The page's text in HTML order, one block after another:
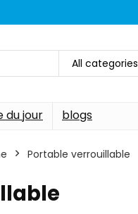
All categories
du jour blogs
‎Portable verrouillable